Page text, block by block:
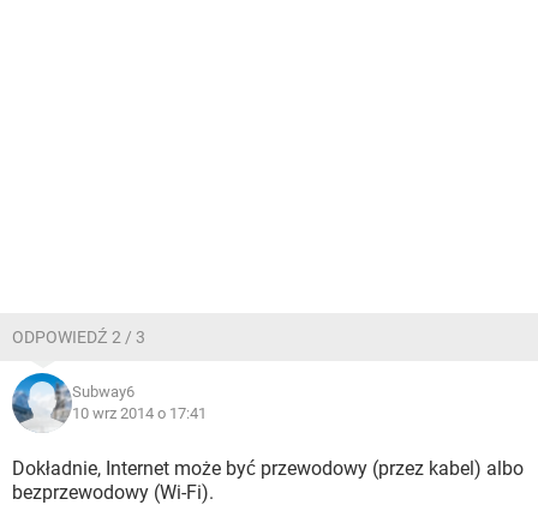
ODPOWIEDŹ 2 / 3
Subway6
10 wrz 2014 o 17:41
Dokładnie, Internet może być przewodowy (przez kabel) albo
bezprzewodowy (Wi-Fi).